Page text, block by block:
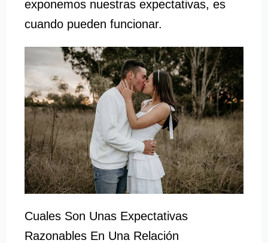
exponemos nuestras expectativas, es
cuando pueden funcionar.
Cuales Son Unas Expectativas
Razonables En Una Relación